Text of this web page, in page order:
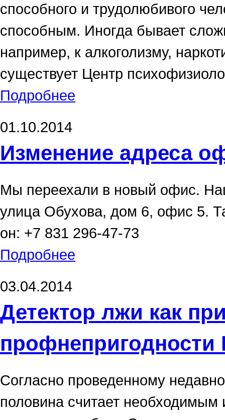
способного и трудолюбивого
способным. Иногда бывает
например, к алкоголизму,
существует Центр
Подробнее
01.10.2014
Изменение адреса
Мы переехали в новый офис.
улица Обухова, дом 6, офис 5.
он: +7 831 296-47-73
Подробнее
03.04.2014
Детектор лжи как
профнепригодности
Согласно проведенному
половина считает необходимым